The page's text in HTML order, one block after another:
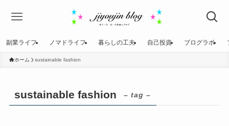
副業ライフ ノマドライフ 暮らしの工夫 自己投資 ブログラボ
ホーム sustainable fashion
sustainable fashion – tag –